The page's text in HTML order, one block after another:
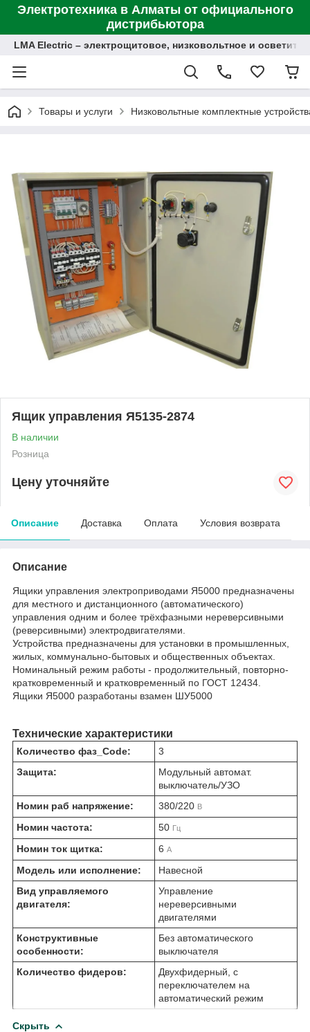
Электротехника в Алматы от официального
дистрибьютора
LMA Electric – электрощитовое, низковольтное и
Товары и услуги Низковольтные комплектные
Ящик управления Я5135-2874
В наличии
Розница
Цену уточняйте
Описание Доставка Оплата Условия возврата
Описание
Ящики управления электроприводами Я5000 предназначены
для местного и дистанционного (автоматического)
управления одним и более трёхфазными нереверсивными
(реверсивными) электродвигателями.
Устройства предназначены для установки в промышленных,
жилых, коммунально-бытовых и общественных объектах.
Номинальный режим работы - продолжительный, повторно-
кратковременный и кратковременный по ГОСТ 12434.
Ящики Я5000 разработаны взамен ШУ5000
Технические характеристики
Количество фаз_Code:
3
Защита:
Модульный автомат.
выключатель/УЗО
Номин раб напряжение:
380/220 В
Номин частота: 50 Гц
Номин ток щитка: 6 А
Модель или исполнение:
Навесной
Вид управляемого
двигателя:
Управление
нереверсивными
двигателями
Конструктивные
особенности:
Без автоматического
выключателя
Количество фидеров:
Двухфидерный, с
переключателем на
автоматический режим
Скрыть